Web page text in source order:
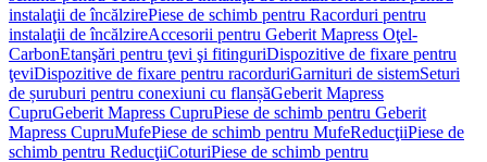
instalaţii de încălzirePiese de schimb pentru Racorduri pentru
instalaţii de încălzireAccesorii pentru Geberit Mapress Oţel-
CarbonEtanşări pentru ţevi şi fitinguriDispozitive de fixare pentru
ţeviDispozitive de fixare pentru racorduriGarnituri de sistemSeturi
de șuruburi pentru conexiuni cu flanșăGeberit Mapress
CupruGeberit Mapress CupruPiese de schimb pentru Geberit
Mapress CupruMufePiese de schimb pentru MufeReducţiiPiese de
schimb pentru ReducţiiCoturiPiese de schimb pentru